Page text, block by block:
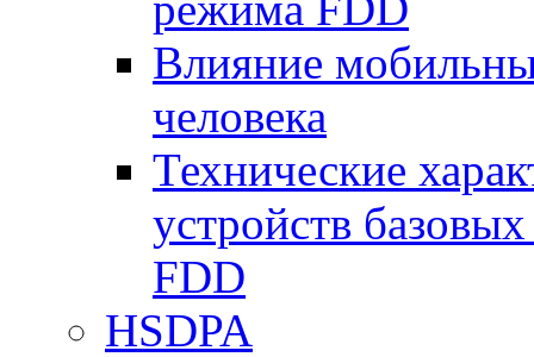
Влияние
человека
Технические
устройств
FDD
HSDPA